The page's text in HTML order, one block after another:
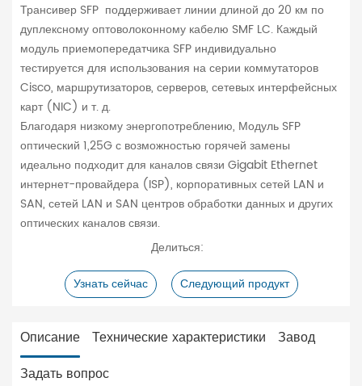
Трансивер SFP поддерживает линии длиной до 20 км по
дуплексному оптоволоконному кабелю SMF LC. Каждый
модуль приемопередатчика SFP индивидуально
тестируется для использования на серии коммутаторов
Cisco, маршрутизаторов, серверов, сетевых интерфейсных
карт (NIC) и т. д.
Благодаря низкому энергопотреблению, Модуль SFP
оптический 1,25G с возможностью горячей замены
идеально подходит для каналов связи Gigabit Ethernet
интернет-провайдера (ISP), корпоративных сетей LAN и
SAN, сетей LAN и SAN центров обработки данных и других
оптических каналов связи.
Делиться:
Узнать сейчас
Следующий продукт
Описание Технические характеристики
Завод
Задать вопрос